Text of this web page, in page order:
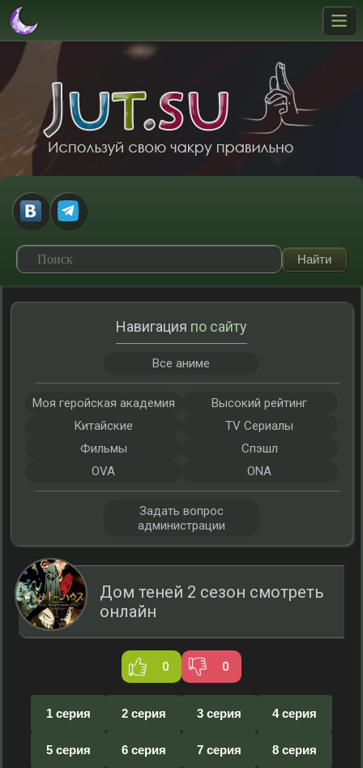
Дом теней 2 сезон смотреть
онлайн
0 0
1 серия 2 серия 3 серия 4 серия
5 серия 6 серия 7 серия 8 серия
Навигация по сайту
Все аниме
Моя геройская академия
Высокий рейтинг
Китайские
TV Сериалы
Фильмы
Спэшл
OVA
ONA
Задать вопрос
администрации